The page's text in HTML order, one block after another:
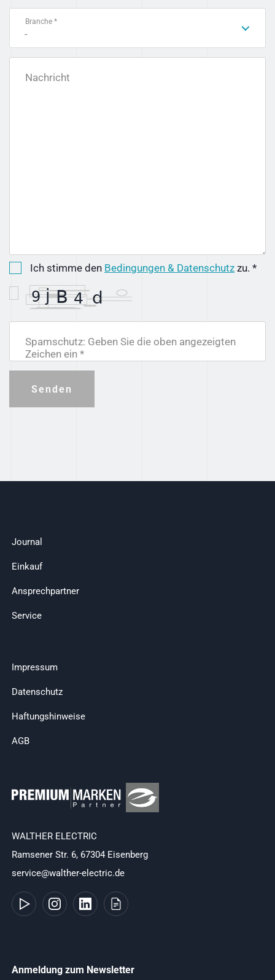
Branche *
-
Nachricht
Ich stimme den Bedingungen & Datenschutz zu. *
Spamschutz: Geben Sie die oben angezeigten
Zeichen ein *
Senden
Journal
Einkauf
Ansprechpartner
Service
Impressum
Datenschutz
Haftungshinweise
AGB
WALTHER ELECTRIC
Ramsener Str. 6, 67304 Eisenberg
service@walther-electric.de
Anmeldung zum Newsletter